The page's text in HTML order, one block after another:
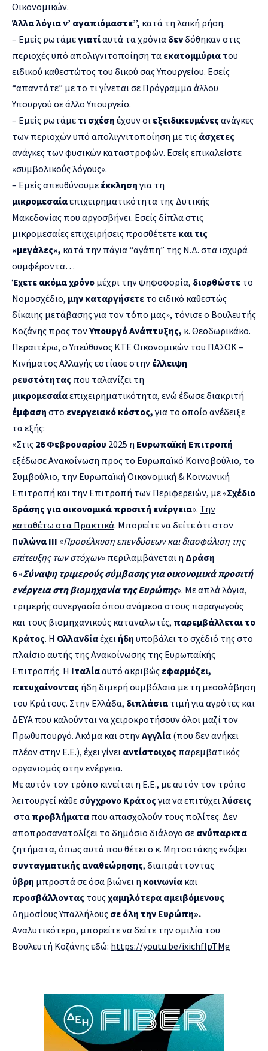
Οικονομικών.
Άλλα λόγια ν’ αγαπιόμαστε”, κατά τη λαϊκή ρήση.
– Εμείς ρωτάμεγιατίαυτά τα χρόνια δενδόθηκαν στις
περιοχές υπό απολιγνιτοποίηση τα εκατομμύρια του
ειδικού καθεστώτος του δικού σας Υπουργείου. Εσείς
“απαντάτε” με το τι γίνεται σε Πρόγραμμα άλλου
Υπουργού σε άλλο Υπουργείο.
– Εμείς ρωτάμε τι σχέση έχουν οι εξειδικευμένες ανάγκες
των περιοχών υπό απολιγνιτοποίηση με τις άσχετες
ανάγκες των φυσικών καταστροφών. Εσείς επικαλείστε
«συμβολικούς λόγους».
– Εμείς απευθύνουμε έκκλησηγια τη
μικρομεσαίαεπιχειρηματικότητα της Δυτικής
Μακεδονίας που αργοσβήνει. Εσείς δίπλα στις
μικρομεσαίες επιχειρήσεις προσθέτετεκαι τις
«μεγάλες», κατά την πάγια “αγάπη” της Ν.Δ. στα ισχυρά
συμφέροντα…
Έχετε ακόμα χρόνο μέχρι την ψηφοφορία, διορθώστε το
Νομοσχέδιο, μην καταργήσετε το ειδικό καθεστώς
δίκαιης μετάβασης για τον τόπο μας», τόνισε ο Βουλευτής
Κοζάνης προς τονΥπουργό Ανάπτυξης, κ. Θεοδωρικάκο.
Περαιτέρω, ο Υπεύθυνος ΚΤΕ Οικονομικών του ΠΑΣΟΚ –
Κινήματος Αλλαγής εστίασε στην έλλειψη
ρευστότητας που ταλανίζει τη
μικρομεσαίαεπιχειρηματικότητα, ενώ έδωσε διακριτή
έμφαση στο ενεργειακό κόστος,για το οποίο ανέδειξε
τα εξής:
«Στις 26 Φεβρουαρίου 2025 η Ευρωπαϊκή Επιτροπή
εξέδωσε Ανακοίνωση προς το Ευρωπαϊκό Κοινοβούλιο, το
Συμβούλιο, την Ευρωπαϊκή Οικονομική & Κοινωνική
Επιτροπή και την Επιτροπή των Περιφερειών, με «Σχέδιο
δράσης για οικονομικά προσιτή ενέργεια». Την
καταθέτω στα Πρακτικά. Μπορείτε να δείτε ότι στον
Πυλώνα III «Προσέλκυση επενδύσεων και διασφάλιση της
επίτευξης των στόχων» περιλαμβάνεται η Δράση
6«Σύναψη τριμερούς σύμβασης για οικονομικά προσιτή
ενέργεια στη βιομηχανία της Ευρώπης». Με απλά λόγια,
τριμερής συνεργασία όπου ανάμεσα στους παραγωγούς
και τους βιομηχανικούς καταναλωτές, παρεμβάλλεται το
Κράτος. Η Ολλανδίαέχει ήδη υποβάλει το σχέδιό της στο
πλαίσιο αυτής της Ανακοίνωσης της Ευρωπαϊκής
Επιτροπής. Η Ιταλίααυτό ακριβώς εφαρμόζει,
πετυχαίνοντας ήδη διμερή συμβόλαια με τη μεσολάβηση
του Κράτους. Στην Ελλάδα, διπλάσια τιμή για αγρότες και
ΔΕΥΑ που καλούνται να χειροκροτήσουν όλοι μαζί τον
Πρωθυπουργό. Ακόμα και στηνΑγγλία (που δεν ανήκει
πλέον στην Ε.Ε.), έχει γίνει αντίστοιχος παρεμβατικός
οργανισμός στην ενέργεια.
Με αυτόν τον τρόπο κινείται η Ε.Ε., με αυτόν τον τρόπο
λειτουργεί κάθε σύγχρονο Κράτοςγια να επιτύχει λύσεις
στα προβλήματα που απασχολούν τους πολίτες. Δεν
αποπροσανατολίζει το δημόσιο διάλογο σε ανύπαρκτα
ζητήματα, όπως αυτά που θέτει ο κ. Μητσοτάκης ενόψει
συνταγματικής αναθεώρησης, διαπράττοντας
ύβρη μπροστά σε όσα βιώνει η κοινωνία και
προσβάλλοντας τουςχαμηλότερα αμειβόμενους
Δημοσίους Υπαλλήλους σε όλη την Ευρώπη».
Αναλυτικότερα, μπορείτε να δείτε την ομιλία του
Βουλευτή Κοζάνης εδώ: https://youtu.be/ixichfIpTMg